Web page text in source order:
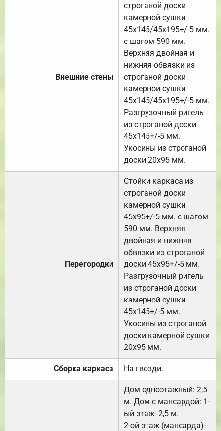
Внешние стены
строганой доски
камерной сушки
45х145/45х195+/-5 мм.
с шагом 590 мм.
Верхняя двойная и
нижняя обвязки из
строганой доски
камерной сушки
45х145/45х195+/-5 мм.
Разгрузочный ригель
из строганой доски
45х145+/-5 мм.
Укосины из строганой
доски 20х95 мм.
Перегородки
Стойки каркаса из
строганой доски
камерной сушки
45х95+/-5 мм. с шагом
590 мм. Верхняя
двойная и нижняя
обвязки из строганой
доски 45х95+/-5 мм.
Разгрузочный ригель
из строганой доски
камерной сушки
45х145+/-5 мм.
Укосины из строганой
доски камерной сушки
20х95 мм.
Сборка каркаса На гвозди.
Дом одноэтажный: 2,5
м. Дом с мансардой: 1-
ый этаж- 2,5 м.
2-ой этаж (мансарда)-